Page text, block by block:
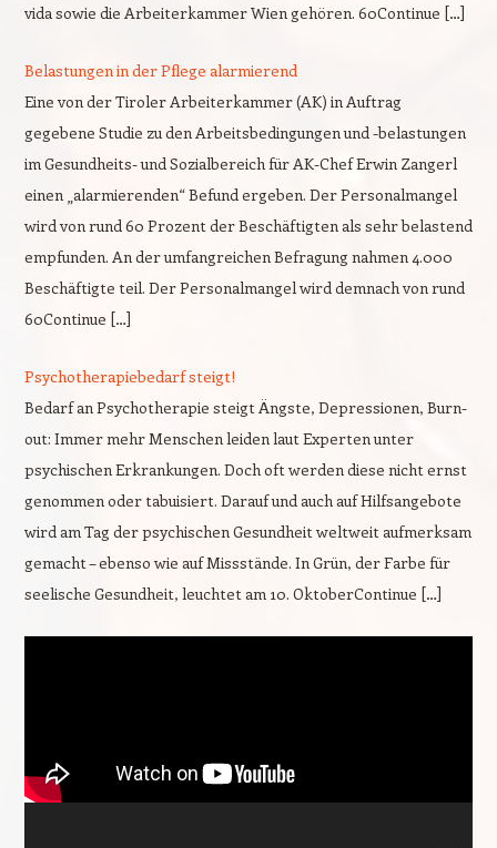
vida sowie die Arbeiterkammer Wien gehören. 60Continue […]
Belastungen in der Pflege alarmierend
Eine von der Tiroler Arbeiterkammer (AK) in Auftrag
gegebene Studie zu den Arbeitsbedingungen und -belastungen
im Gesundheits- und Sozialbereich für AK-Chef Erwin Zangerl
einen „alarmierenden“ Befund ergeben. Der Personalmangel
wird von rund 60 Prozent der Beschäftigten als sehr belastend
empfunden. An der umfangreichen Befragung nahmen 4.000
Beschäftigte teil. Der Personalmangel wird demnach von rund
60Continue […]
Psychotherapiebedarf steigt!
Bedarf an Psychotherapie steigt Ängste, Depressionen, Burn-
out: Immer mehr Menschen leiden laut Experten unter
psychischen Erkrankungen. Doch oft werden diese nicht ernst
genommen oder tabuisiert. Darauf und auch auf Hilfsangebote
wird am Tag der psychischen Gesundheit weltweit aufmerksam
gemacht – ebenso wie auf Missstände. In Grün, der Farbe für
seelische Gesundheit, leuchtet am 10. OktoberContinue […]